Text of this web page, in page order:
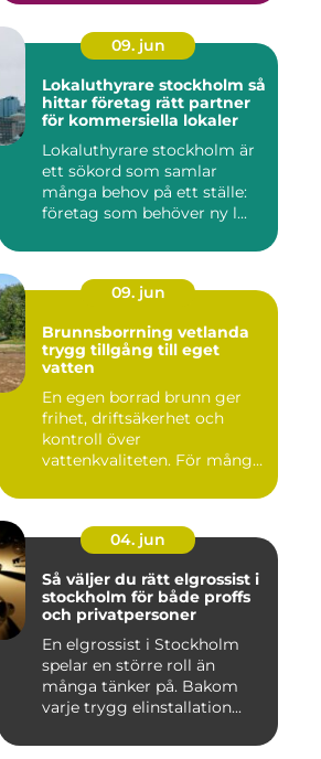
09. jun
Lokaluthyrare stockholm så
hittar företag rätt partner
för kommersiella lokaler
Lokaluthyrare stockholm är
ett sökord som samlar
många behov på ett ställe:
företag som behöver ny l...
09. jun
Brunnsborrning vetlanda
trygg tillgång till eget
vatten
En egen borrad brunn ger
frihet, driftsäkerhet och
kontroll över
vattenkvaliteten. För många
04. jun
Så väljer du rätt elgrossist i
stockholm för både proffs
och privatpersoner
En elgrossist i Stockholm
spelar en större roll än
många tänker på. Bakom
varje trygg elinstallation...